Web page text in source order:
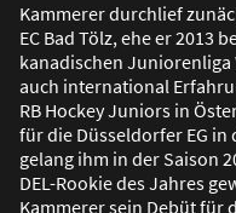
Kammerer durchlief
EC Bad Tölz, ehe er 2013
kanadischen Juniorenliga
auch international
RB Hockey Juniors in
für die Düsseldorfer EG in
gelang ihm in der Saison
DEL-Rookie des Jahres
Kammerer sein Debüt für